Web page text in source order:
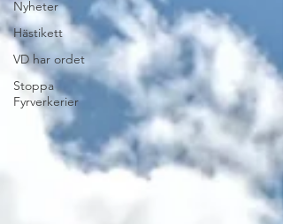
Nyheter
Hästikett
VD har ordet
Stoppa
Fyrverkerier